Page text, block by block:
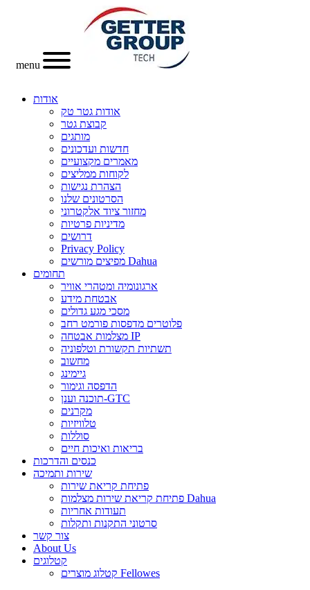
menu
אודות
אודות גטר טק
קבוצת גטר
מותגים
חדשות ועדכונים
מאמרים מקצועיים
לקוחות ממליצים
הצהרת נגישות
הסרטונים שלנו
מחזור ציוד אלקטרוני
מדיניות פרטיות
דרושים
Privacy Policy
מפיצים מורשים Dahua
תחומים
ארגונומיה ומטהרי אוויר
אבטחת מידע
מסכי מגע גדולים
פלוטרים מדפסות פורמט רחב
מצלמות אבטחה IP
תשתיות תקשורת וטלפוניה
מחשוב
גיימינג
הדפסה וגימור
תוכנה וענן-GTC
מקרנים
טלוויזיות
סוללות
בריאות ואיכות חיים
כנסים והדרכות
שירות ותמיכה
פתיחת קריאת שירות
פתיחת קריאת שירות מצלמות Dahua
תעודות אחריות
סרטוני התקנות ותקלות
צור קשר
About Us
קטלוגים
קטלוג מוצרים Fellowes